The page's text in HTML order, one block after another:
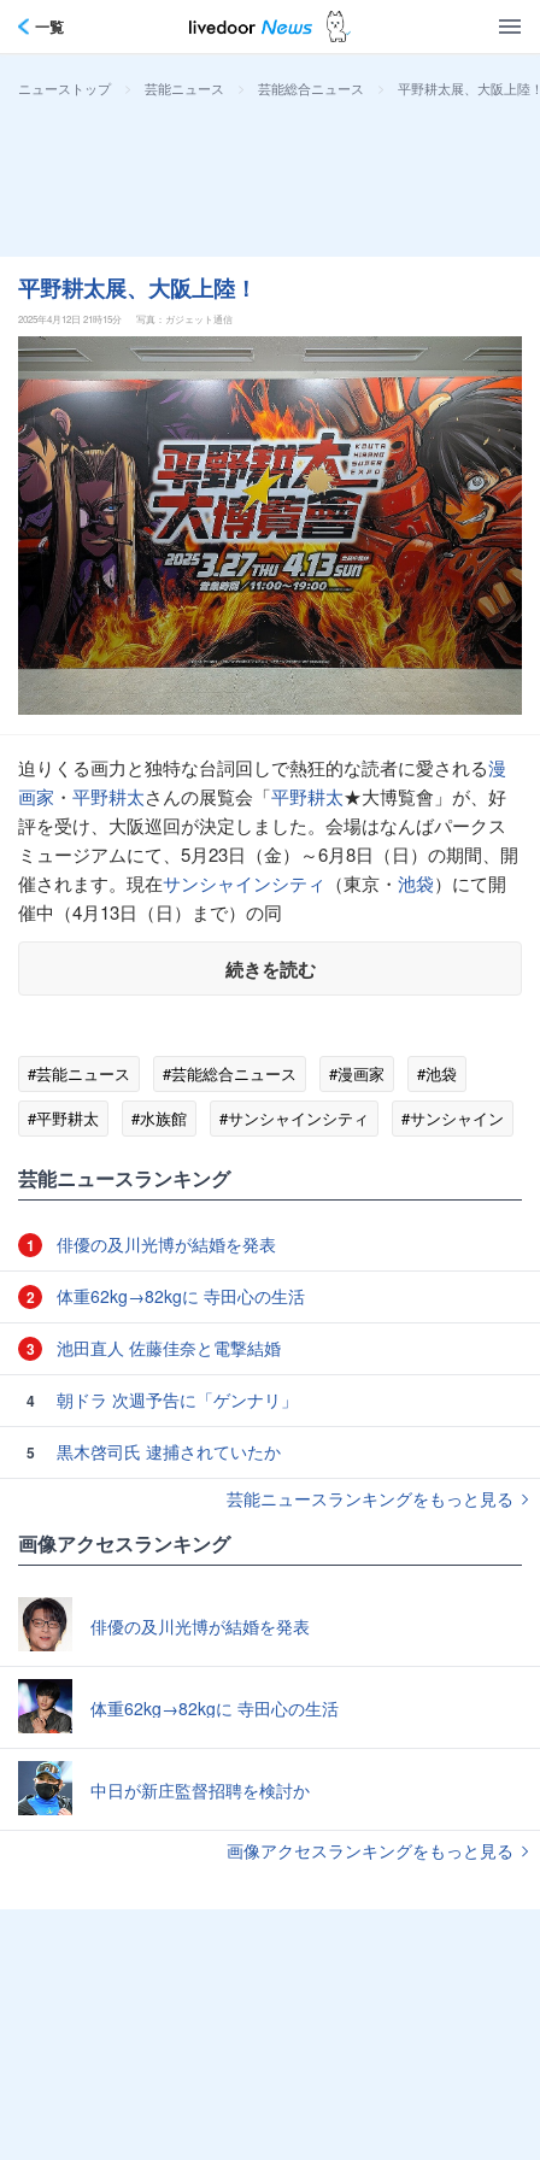
一覧
ニューストップ > 芸能ニュース > 芸能総合ニュース > 平野耕太展、大阪上陸
平野耕太展、大阪上陸！
2025年4月12日 21時15分 写真：ガジェット通信
迫りくる画力と独特な台詞回しで熱狂的な読者に愛される漫
画家 ・ 平野耕太さんの展覧会「平野耕太★大博覧會」が、好
評を受け、大阪巡回が決定しました。会場はなんばパークス
ミュージアムにて、5月23日（金）～6月8日（日）の期間、開
催されます。現在サンシャインシティ （東京・ 池袋）にて開
催中（4月13日（日）まで）の同
続きを読む
#芸能ニュース #芸能総合ニュース #漫画家
#池袋
#平野耕太
#水族館 #サンシャインシティ #サンシャイン
芸能ニュースランキング
1 俳優の及川光博が結婚を発表
2 体重62kg→82kgに 寺田心の生活
3 池田直人 佐藤佳奈と電撃結婚
4 朝ドラ 次週予告に「ゲンナリ」
5
黒木啓司氏 逮捕されていたか
芸能ニュースランキングをもっと見る
画像アクセスランキング
俳優の及川光博が結婚を発表
体重62kg→82kgに 寺田心の生活
中日が新庄監督招聘を検討か
画像アクセスランキングをもっと見る